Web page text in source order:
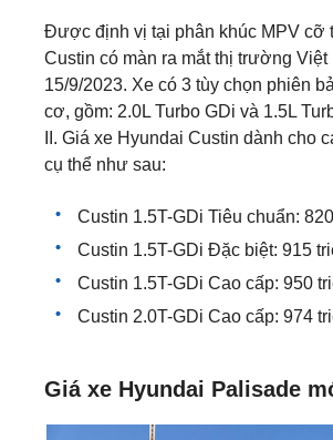
Được định vị tại phân khúc MPV cỡ
Custin có màn ra mắt thị trường Việt
15/9/2023. Xe có 3 tùy chọn phiên
cơ, gồm: 2.0L Turbo GDi và 1.5L
II. Giá xe Hyundai Custin dành cho
cụ thể như sau:
Custin 1.5T-GDi Tiêu chuẩn:
Custin 1.5T-GDi Đặc biệt: 915
Custin 1.5T-GDi Cao cấp: 950
Custin 2.0T-GDi Cao cấp: 974
Giá xe Hyundai Palisade​​